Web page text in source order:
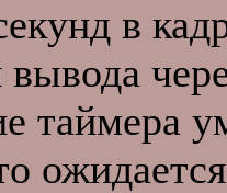
в
таймеpа